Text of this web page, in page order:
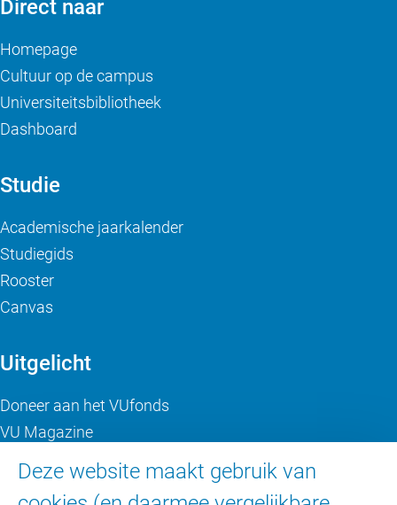
Deze website maakt gebruik van
Direct naar
Homepage
Cultuur op de campus
Universiteitsbibliotheek
Dashboard
Studie
Academische jaarkalender
Studiegids
Rooster
Canvas
Uitgelicht
Doneer aan het VUfonds
VU Magazine